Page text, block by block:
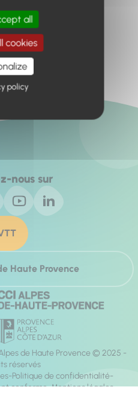
l'accueil
nous sur
Haute Provence
de Haute Provence © 2025 -
réservés
Politique de confidentialité
conforme Mentions légales
all
cookies
policy